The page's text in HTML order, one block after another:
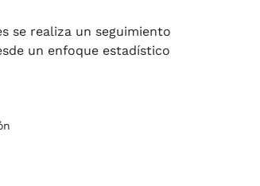
se realiza un seguimiento
un enfoque estadístico